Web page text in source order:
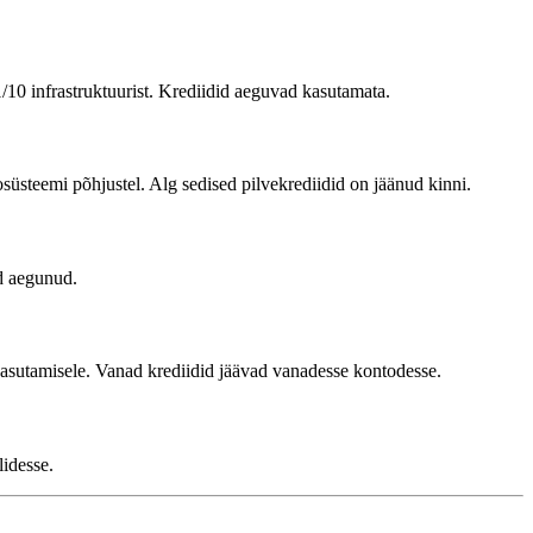
infrastruktuurist. Krediidid aeguvad kasutamata.
põhjustel. Alg sedised pilvekrediidid on jäänud kinni.
aegunud.
Vanad krediidid jäävad vanadesse kontodesse.